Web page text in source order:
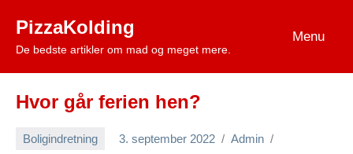
indhold
PizzaKolding
De bedste artikler om mad og meget mere.
Menu
Hvor går ferien hen?
Boligindretning 3. september 2022 Admin